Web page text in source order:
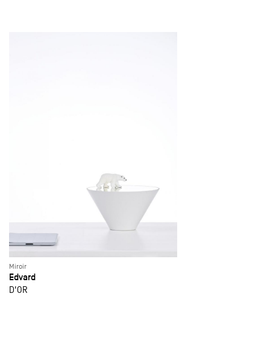
Miroir
Edvard
D'OR